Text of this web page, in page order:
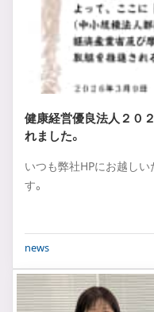
健康経営優良法人２０
れました。
いつも弊社HPにお越し
す
news